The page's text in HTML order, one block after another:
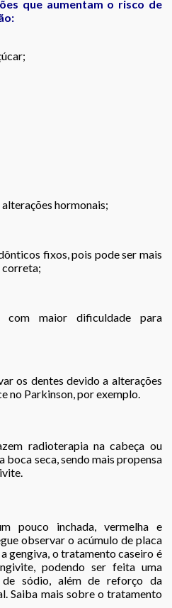
que aumentam o risco de
hormonais;
fixos, pois pode ser mais
correta;
com maior dificuldade para
os dentes devido a alterações
no Parkinson, por exemplo.
radioterapia na cabeça ou
boca seca, sendo mais propensa
pouco inchada, vermelha e
observar o acúmulo de placa
gengiva, o tratamento caseiro é
podendo ser feita uma
sódio, além de reforço da
Saiba mais sobre o tratamento